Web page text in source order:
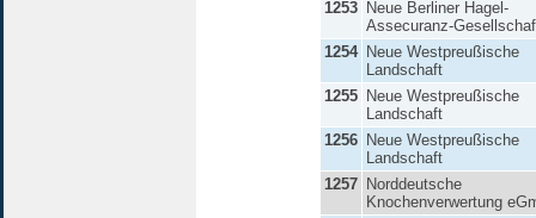
1253 Neue Berliner Hagel-
Assecuranz-
1254 Neue Westpreußische
Landschaft
1255 Neue Westpreußische
Landschaft
1256 Neue Westpreußische
Landschaft
1257 Norddeutsche
Knochenverwertung